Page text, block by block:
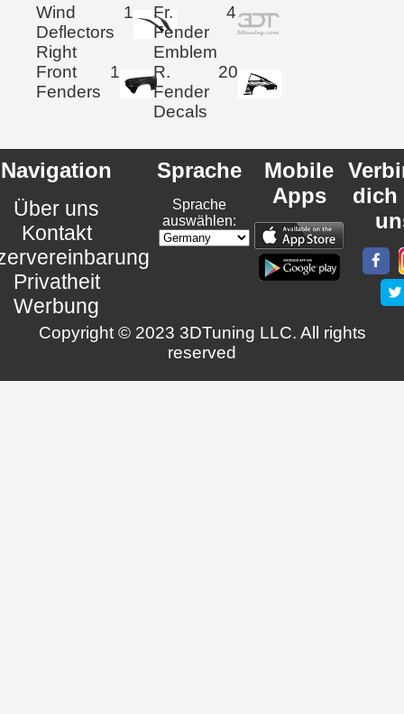
Wind
Deflectors
Right
1
Fr.
Fender
Emblem
4
Front
Fenders
1
R.
Fender
Decals
20
Navigation
Über uns
Kontakt
Privatheit
Werbung
Sprache
Sprache
auswählen:
Mobile
Apps
dich
Copyright © 2023 3DTuning LLC. All rights
reserved